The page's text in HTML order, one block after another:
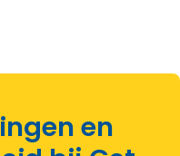
en